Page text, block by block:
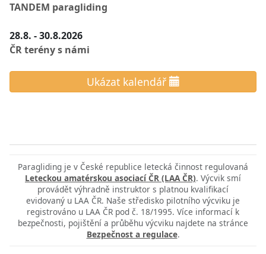
TANDEM paragliding
28.8. - 30.8.2026
ČR terény s námi
Ukázat kalendář
Paragliding je v České republice letecká činnost regulovaná
Leteckou amatérskou asociací ČR (LAA ČR). Výcvik smí
provádět výhradně instruktor s platnou kvalifikací
evidovaný u LAA ČR. Naše středisko pilotního výcviku je
registrováno u LAA ČR pod č. 18/1995. Více informací k
bezpečnosti, pojištění a průběhu výcviku najdete na stránce
Bezpečnost a regulace.